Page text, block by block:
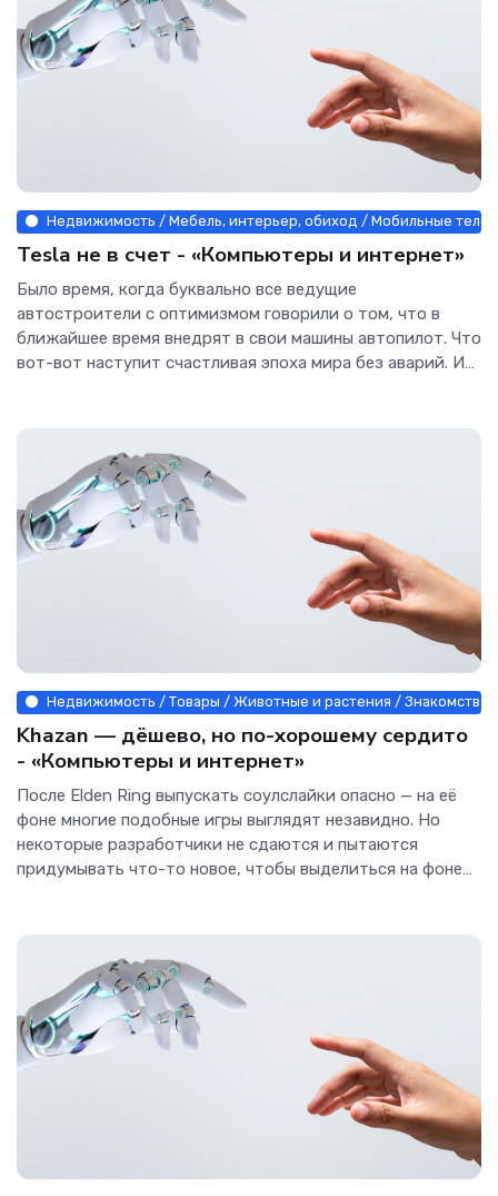
Недвижимость / Мебель, интерьер, обиход / Мобильные
Tesla не в счет - «Компьютеры и интернет»
Было время, когда буквально все ведущие
автостроители с оптимизмом говорили о том, что в
ближайшее время внедрят в свои машины автопилот. Что
вот-вот наступит счастливая эпоха мира без аварий. И
Недвижимость / Товары / Животные и растения / Знакомства
Khazan — дёшево, но по-хорошему сердито
- «Компьютеры и интернет»
После Elden Ring выпускать соулслайки опасно — на её
фоне многие подобные игры выглядят незавидно. Но
некоторые разработчики не сдаются и пытаются
придумывать что-то новое, чтобы выделиться на фоне